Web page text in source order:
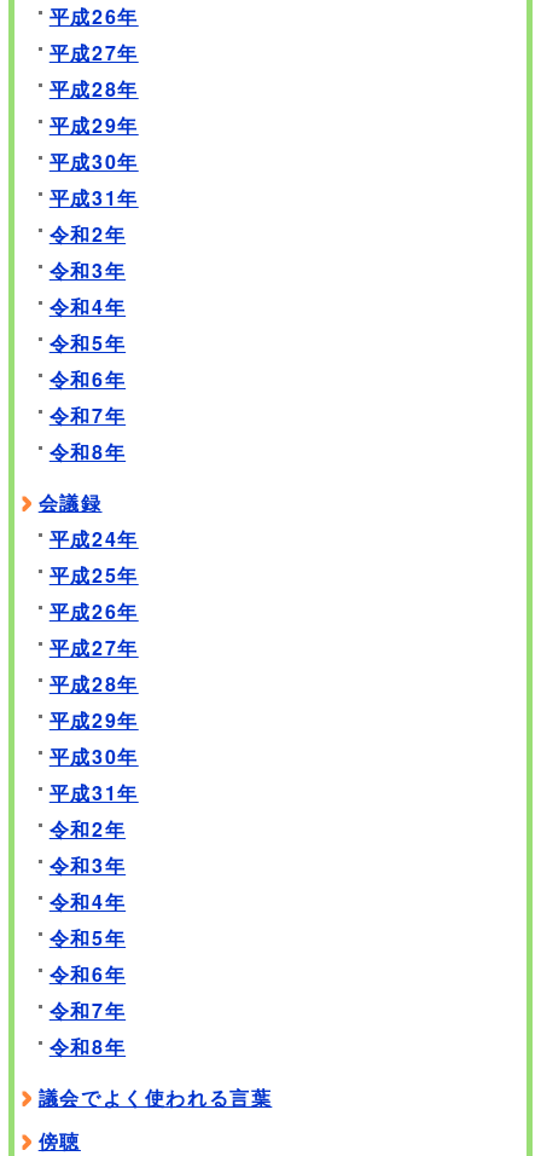
平成26年
平成27年
平成28年
平成29年
平成30年
平成31年
令和2年
令和3年
令和4年
令和5年
令和6年
令和7年
令和8年
会議録
平成24年
平成25年
平成26年
平成27年
平成28年
平成29年
平成30年
平成31年
令和2年
令和3年
令和4年
令和5年
令和6年
令和7年
令和8年
議会でよく使われる言葉
傍聴